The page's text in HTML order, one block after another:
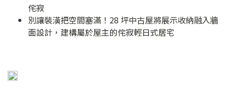
侘寂
別讓裝潢把空間塞滿！28 坪中古屋將展示收納融入牆
面設計，建構屬於屋主的侘寂輕日式居宅